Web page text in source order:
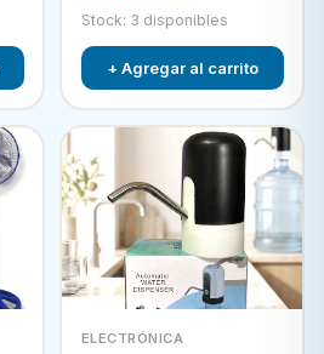
Stock: 3 disponibles
+ Agregar al carrito
ELECTRÓNICA